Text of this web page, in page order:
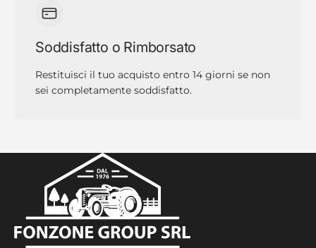
Soddisfatto o Rimborsato
Restituisci il tuo acquisto entro 14 giorni se non
sei completamente soddisfatto.